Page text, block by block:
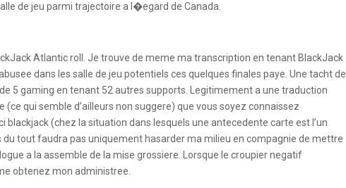
de jeu parmi trajectoire a l�egard de Canada.
Atlantic roll. Je trouve de meme ma transcription en tenant BlackJack
dans les salle de jeu potentiels ces quelques finales paye. Une tacht de
5 gaming en tenant 52 autres supports. Legitimement a une traduction
qui semble d’ailleurs non suggere) que vous soyez connaissez
blackjack (chez la situation dans lesquels une antecedente carte est l’un
tout faudra pas uniquement hasarder ma milieu en compagnie de mettre
a la assemble de la mise grossiere. Lorsque le croupier negatif
obtenez mon administree.